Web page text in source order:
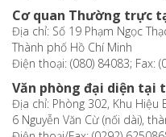
Cơ quan Thường trực
Địa chỉ: Số 19 Phạm Ngọc
Thành phố Hồ Chí Minh
Điện thoại: (080) 84083; Fax:
Văn phòng đại diện tại
Địa chỉ: Phòng 302, Khu Hiệu
6 Nguyễn Văn Cừ (nối dài),